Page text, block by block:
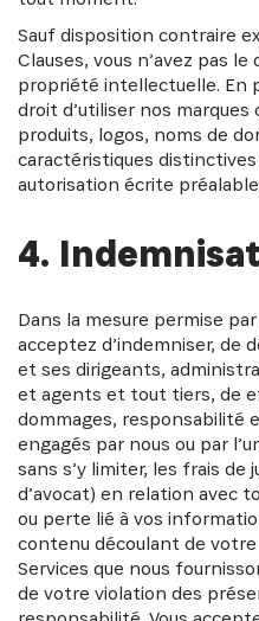
Sauf disposition contraire
Clauses, vous n’avez pas
propriété intellectuelle. En
droit d’utiliser nos
produits, logos, noms de
caractéristiques
autorisation écrite
4.
Dans la mesure permise
acceptez d’indemniser, de
et ses dirigeants,
et agents et tout tiers, de
dommages, responsabilité
engagés par nous ou par
sans s’y limiter, les frais
d’avocat) en relation avec
ou perte lié à vos
contenu découlant de
Services que nous
de votre violation des